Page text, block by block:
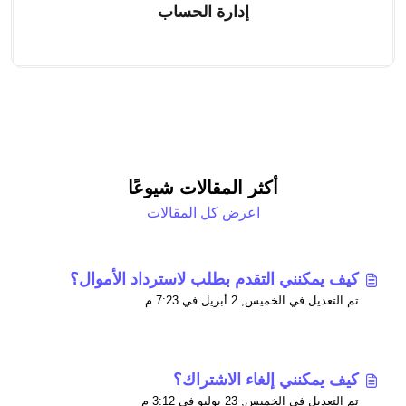
إدارة الحساب
أكثر المقالات شيوعًا
اعرض كل المقالات
كيف يمكنني التقدم بطلب لاسترداد الأموال؟
تم التعديل في الخميس, 2 أبريل في 7:23 م
كيف يمكنني إلغاء الاشتراك؟
تم التعديل في الخميس, 23 يوليو في 3:12 م